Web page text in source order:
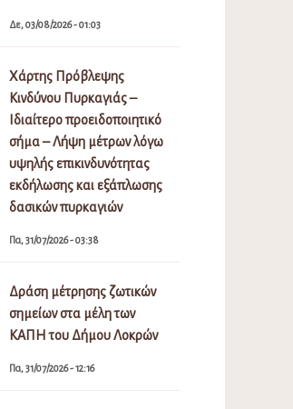
Δε, 03/08/2026 - 01:03
Χάρτης Πρόβλεψης
Κινδύνου Πυρκαγιάς –
Ιδιαίτερο προειδοποιητικό
σήμα – Λήψη μέτρων λόγω
υψηλής επικινδυνότητας
εκδήλωσης και εξάπλωσης
δασικών πυρκαγιών
Πα, 31/07/2026 - 03:38
Δράση μέτρησης ζωτικών
σημείων στα μέλη των
ΚΑΠΗ του Δήμου Λοκρών
Πα, 31/07/2026 - 12:16